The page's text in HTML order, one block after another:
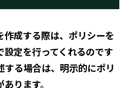
作成する際は、ポリシーを
定を行ってくれるのです
る場合は、明示的にポリ
ります。